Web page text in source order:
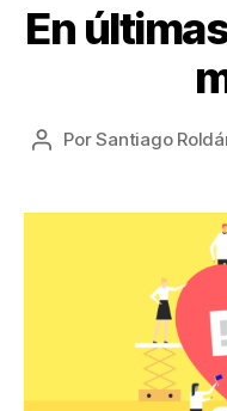
En
Autor
entrada
PorSantiago